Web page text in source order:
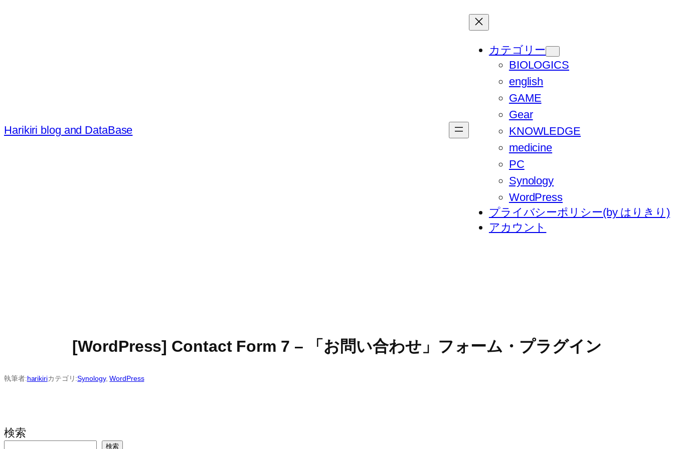
Harikiri blog and DataBase
カテゴリー
BIOLOGICS
english
GAME
Gear
KNOWLEDGE
medicine
PC
Synology
WordPress
プライバシーポリシー(by はりきり)
アカウント
[WordPress] Contact Form 7 – 「お問い合わせ」フォーム・プラグイン
執筆者:harikiriカテゴリ:Synology, WordPress
検索
検索